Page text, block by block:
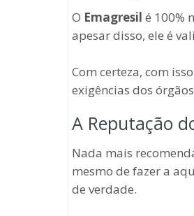
O Emagresil é 100%
apesar disso, ele é
Com certeza, com
exigências dos
A Reputação
Nada mais
mesmo de fazer a
de verdade.